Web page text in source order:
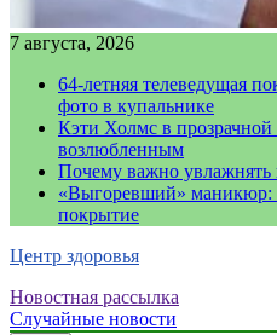
7 августа, 2026
64-летняя телеведущая
фото в купальнике
Кэти Холмс в прозрачной
возлюбленным
Почему важно увлажнять
«Выгоревший» маникюр:
покрытие
Центр здоровья
Новостная рассылка
Случайные новости